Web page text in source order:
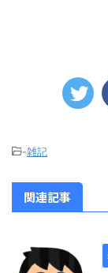
-雑記
関連記事